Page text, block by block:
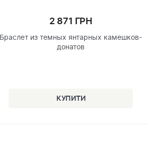
2 871 ГРН
Браслет из темных янтарных камешков-
донатов